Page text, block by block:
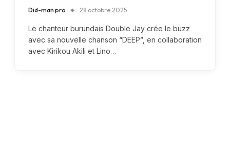
Did-man pro 28 octobre 2025
Le chanteur burundais Double Jay crée le buzz
avec sa nouvelle chanson “DEEP”, en collaboration
avec Kirikou Akili et Lino…